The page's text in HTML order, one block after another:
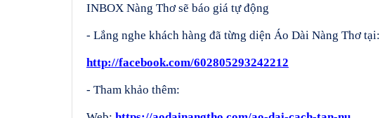
INBOX Nàng Thơ sẽ báo giá tự động
- Lắng nghe khách hàng đã từng diện Áo Dài Nàng Thơ tại:
http://facebook.com/602805293242212
- Tham khảo thêm: